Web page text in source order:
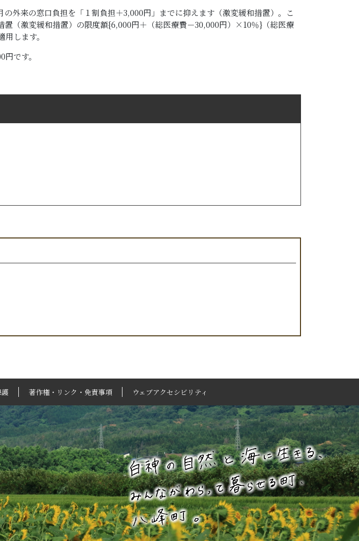
来の窓口負担を「１割負担＋3,000円」までに抑えます（激変緩和措置）。こ
（激変緩和措置）の限度額{6,000円＋（総医療費－30,000円）×10％}（総医療
します。
です。
著作権・リンク・免責事項 ウェブアクセシビリティ